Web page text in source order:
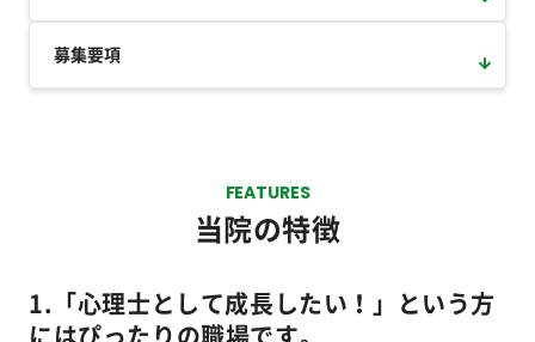
募集要項
FEATURES
当院の特徴
1.「心理士として成長したい！」という方